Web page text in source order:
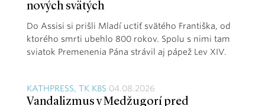
nových svätých
Do Assisi si prišli Mladí uctiť svätého Františka, od
ktorého smrti ubehlo 800 rokov. Spolu s nimi tam
sviatok Premenenia Pána strávil aj pápež Lev XIV.
KATHPRESS, TK KBS 04.08.2026
Vandalizmus v Medžugorí pred